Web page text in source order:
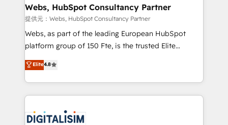
and build using HubSpot 🔌 Integrating HubSpot
with other systems 🎓 Training your teams to be
HubSpot pros 📊 Lead generation services using
HubSpot Why us? - SIX HubSpot Accreditations -
CRM, Solutions Architecture, Onboarding , Data
Migration, Custom Integration & Platform
team of 25+ experts Contact us today to help you
Webs, HubSpot Consultancy Partner
提供元：Webs, HubSpot Consultancy Partner
Webs, as part of the leading European HubSpot
platform group of 150 Fte, is the trusted Elite
HubSpot CRM Partner offering you a roadmap on
maximizing EBITDA and achieving Commercial
Excellence. With our targeted processes, we
strengthen your digital transformation and minimize
Implementation partner, we provide expertise to
Elite4.8